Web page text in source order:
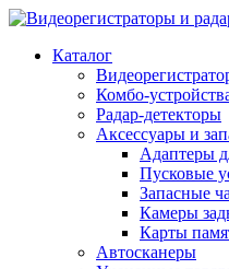
Каталог
Комбо-
Радар-детекторы
Аксессуары и
Адаптеры
Пусковые
Запасные
Камеры
Карты
Автосканеры